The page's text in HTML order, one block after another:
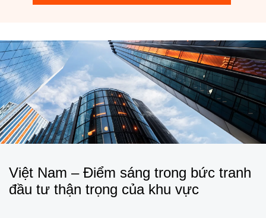
Việt Nam – Điểm sáng trong bức tranh
đầu tư thận trọng của khu vực